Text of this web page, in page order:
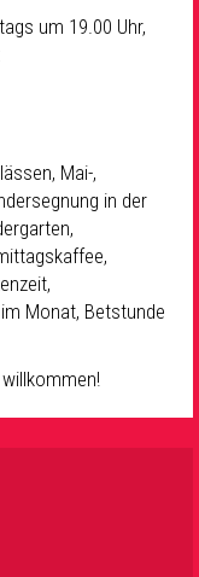
um 19.00 Uhr,
Mai-,
in der
Monat, Betstunde